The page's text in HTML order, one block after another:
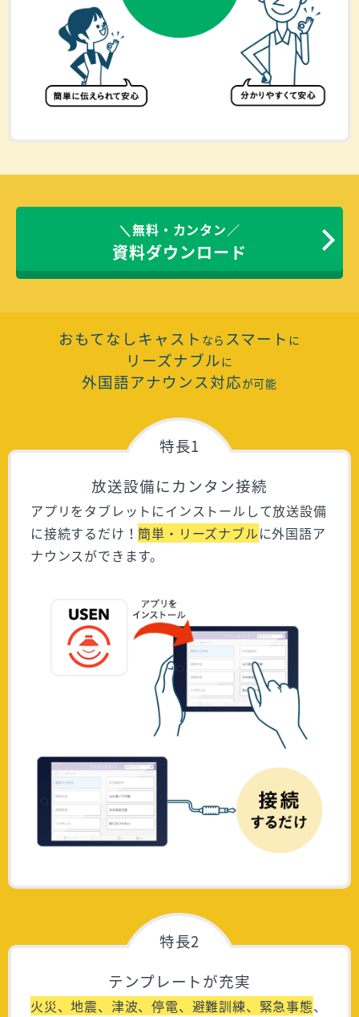
＼無料・カンタン／
資料ダウンロード
おもてなしキャスト なら スマート に
リーズナブルに
外国語アナウンス対応が可能
特長1
放送設備にカンタン接続
アプリをタブレットにインストールして放送設備
に接続するだけ！ 簡単・リーズナブルに外国語ア
ナウンスができます。
特長2
テンプレートが充実
火災、地震、津波、停電、避難訓練、緊急事態、